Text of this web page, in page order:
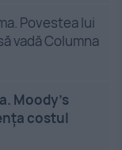
Povestea lui
vadă Columna
Moody’s
costul